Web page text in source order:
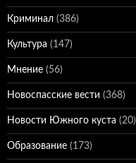
Криминал (386)
Культура (147)
Мнение (56)
Новоспасские вести (368)
Новости Южного куста (20)
Образование (173)